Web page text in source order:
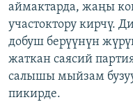
аймактарда, жаңы
участоктору кирчү.
добуш берүүнүн
жаткан саясий
салышы мыйзам
пикирде.